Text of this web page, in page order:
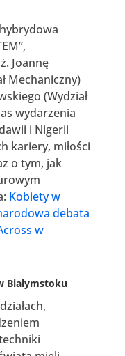
Joannę
Mechaniczny)
(Wydział
wydarzenia
i Nigerii
kariery, miłości
o tym, jak
Kobiety w
debata
w
Białymstoku